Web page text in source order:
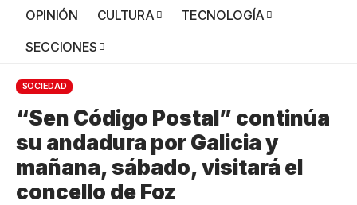
OPINIÓN
CULTURA
TECNOLOGÍA
SECCIONES
SOCIEDAD
“Sen Código Postal” continúa
su andadura por Galicia y
mañana, sábado, visitará el
concello de Foz